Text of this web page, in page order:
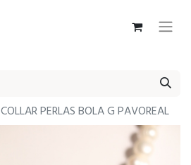
COLLAR PERLAS BOLA G PAVOREAL